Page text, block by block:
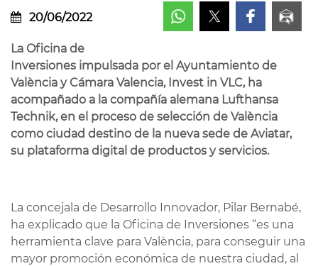
20/06/2022
La Oficina de
Inversiones impulsada por el Ayuntamiento de
València y Cámara Valencia, Invest in VLC, ha
acompañado a la compañía alemana Lufthansa
Technik, en el proceso de selección de València
como ciudad destino de la nueva sede de Aviatar,
su plataforma digital de productos y servicios.
La concejala de Desarrollo Innovador, Pilar Bernabé,
ha explicado que la Oficina de Inversiones “es una
herramienta clave para València, para conseguir una
mayor promoción económica de nuestra ciudad, al